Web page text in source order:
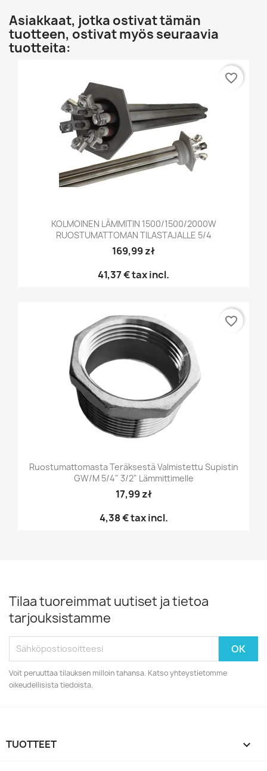
Asiakkaat, jotka ostivat tämän
tuotteen, ostivat myös seuraavia
tuotteita:
KOLMOINEN LÄMMITIN 1500/1500/2000W
RUOSTUMATTOMAN TILASTAJALLE 5/4
169,99 zł
41,37 €tax incl.
favorite_border
Ruostumattomasta Teräksestä Valmistettu Supistin
GW/M 5/4" 3/2" Lämmittimelle
17,99 zł
4,38 €tax incl.
favorite_border
Tilaa tuoreimmat uutiset ja tietoa
tarjouksistamme
Voit peruuttaa tilauksen milloin tahansa. Katso yhteystietomme
oikeudellisista tiedoista.
TUOTTEET 